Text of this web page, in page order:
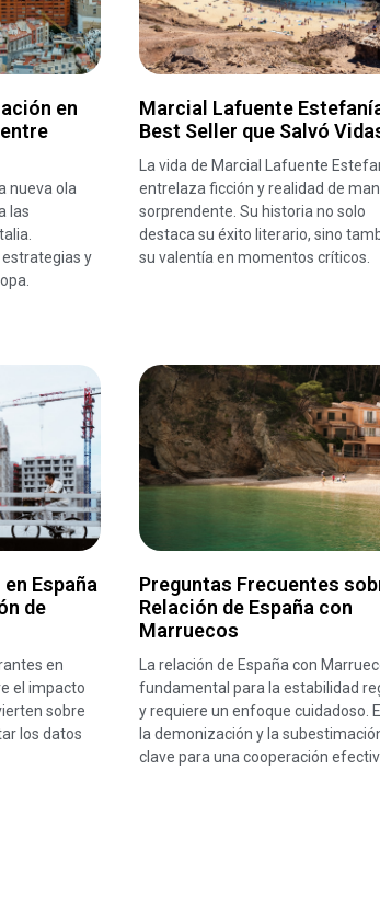
en
nueva ola
las
y
Marcial Lafuente
Best Seller que Salvó
La vida de Marcial Lafuente
entrelaza ficción y realidad de
sorprendente. Su historia no solo
destaca su éxito literario, sino
su valentía en momentos críticos.
España
de
en
el impacto
sobre
los datos
Preguntas Frecuentes
Relación de España con
Marruecos
La relación de España con
fundamental para la estabilidad
y requiere un enfoque cuidadoso.
la demonización y la
clave para una cooperación